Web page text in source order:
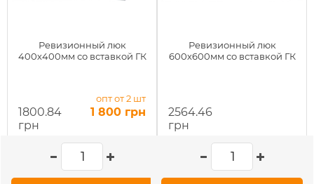
Ревизионный люк
400х400мм со вставкой ГК
1800.84
грн
опт от 2 шт
1 800 грн
Ревизионный люк
600х600мм со вставкой ГК
2564.46
грн